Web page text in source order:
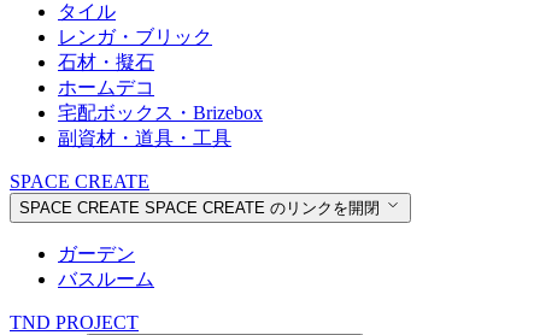
タイル
レンガ・ブリック
石材・擬石
ホームデコ
宅配ボックス・Brizebox
副資材・道具・工具
SPACE CREATE
SPACE CREATE SPACE CREATE のリンクを開閉
ガーデン
バスルーム
TND PROJECT